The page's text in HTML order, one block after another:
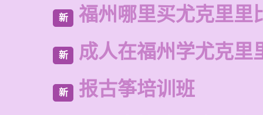
新 福州哪里买尤克里里
新 成人在福州学尤克里
新 报古筝培训班